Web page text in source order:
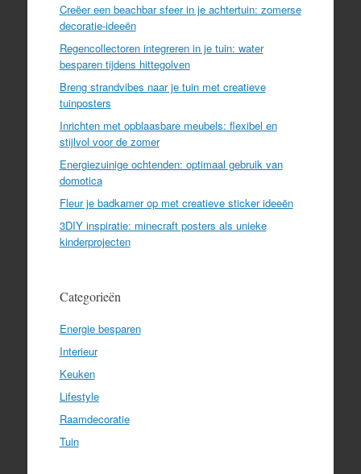
Creëer een beachbar sfeer in je achtertuin: zomerse
decoratie-ideeën
Regencollectoren integreren in je tuin: water
besparen tijdens hittegolven
Breng strandvibes naar je tuin met creatieve
tuinposters
Inrichten met opblaasbare meubels: flexibel en
stijlvol voor de zomer
Energiezuinige ochtenden: optimaal gebruik van
domotica
Fleur je badkamer op met creatieve sticker ideeën
3DIY inspiratie: minecraft posters als unieke
kinderprojecten
Categorieën
Energie besparen
Interieur
Keuken
Lifestyle
Raamdecoratie
Tuin